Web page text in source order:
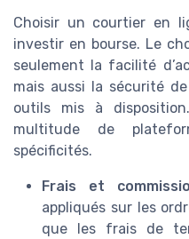
Choisir un courtier en
investir en bourse. Le
seulement la facilité
mais aussi la sécurité
outils mis à
multitude de
spécificités.
Frais et
appliqués sur les
que les frais de